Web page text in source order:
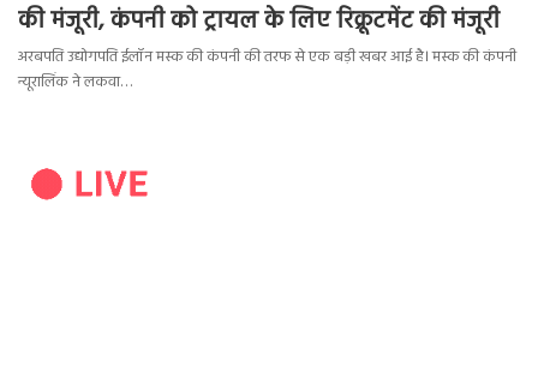
की मंजूरी, कंपनी को ट्रायल के लिए रिक्रूटमेंट की मंजूरी
अरबपति उद्योगपति ईलॉन मस्क की कंपनी की तरफ से एक बड़ी खबर आई है। मस्क की कंपनी
न्यूरालिंक ने लकवा…